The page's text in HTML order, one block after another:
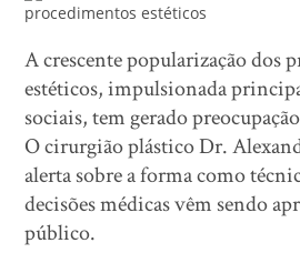
A crescente popularização dos
estéticos, impulsionada
sociais, tem gerado
O cirurgião plástico Dr.
alerta sobre a forma como
decisões médicas vêm sendo
público.